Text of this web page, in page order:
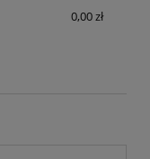
0,00 zł